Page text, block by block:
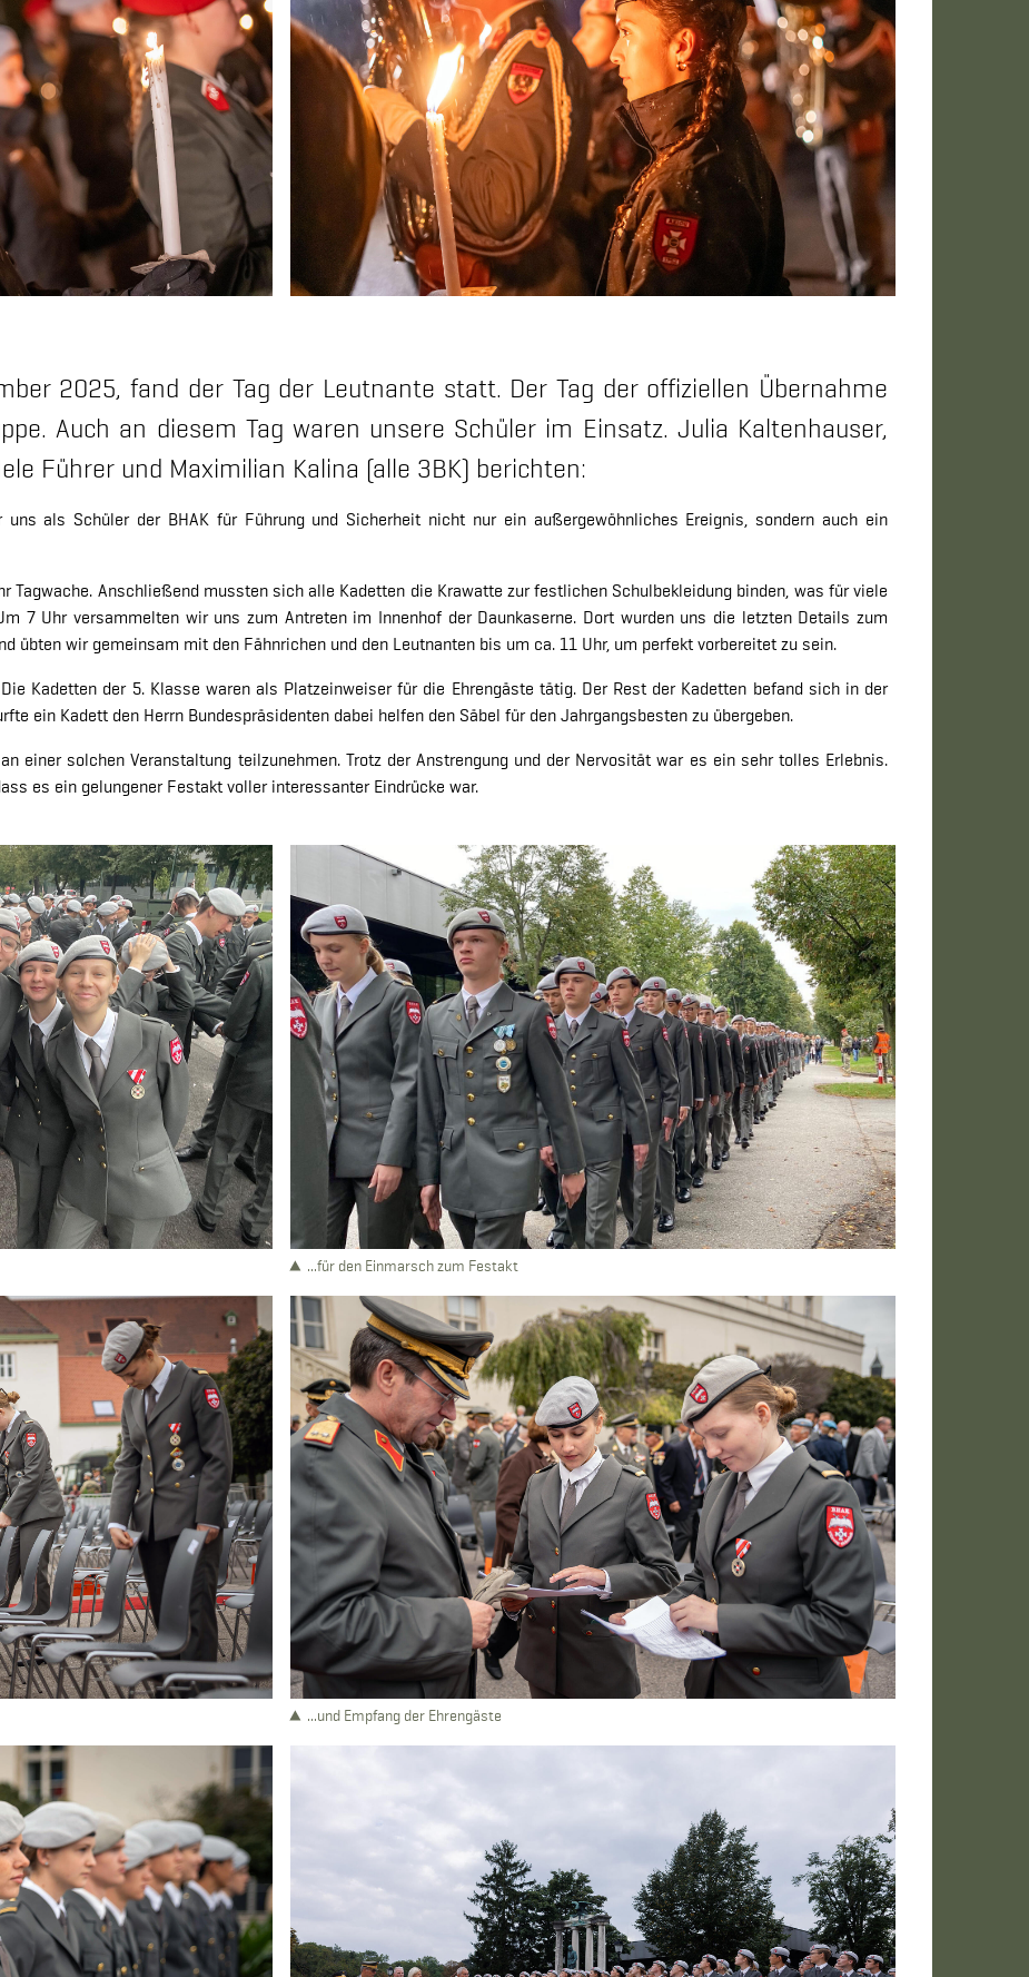
2025, fand der Tag der Leutnante statt. Der Tag der offiziellen Übernahme
Auch an diesem Tag waren unsere Schüler im Einsatz. Julia Kaltenhauser,
Führer und Maximilian Kalina (alle 3BK) berichten:
als Schüler der BHAK für Führung und Sicherheit nicht nur ein außergewöhnliches Ereignis, sondern auch ein
Tagwache. Anschließend mussten sich alle Kadetten die Krawatte zur festlichen Schulbekleidung binden, was für viele
7 Uhr versammelten wir uns zum Antreten im Innenhof der Daunkaserne. Dort wurden uns die letzten Details zum
übten wir gemeinsam mit den Fähnrichen und den Leutnanten bis um ca. 11 Uhr, um perfekt vorbereitet zu sein.
Kadetten der 5. Klasse waren als Platzeinweiser für die Ehrengäste tätig. Der Rest der Kadetten befand sich in der
ein Kadett den Herrn Bundespräsidenten dabei helfen den Säbel für den Jahrgangsbesten zu übergeben.
einer solchen Veranstaltung teilzunehmen. Trotz der Anstrengung und der Nervosität war es ein sehr tolles Erlebnis.
es ein gelungener Festakt voller interessanter Eindrücke war.
...für den Einmarsch zum Festakt
...und Empfang der Ehrengäste